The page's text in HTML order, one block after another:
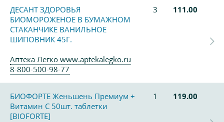
ДЕСАНТ ЗДОРОВЬЯ
БИОМОРОЖЕНОЕ В БУМАЖНОМ
СТАКАНЧИКЕ ВАНИЛЬНОЕ
ШИПОВНИК 45Г.
3 111.00
Аптека Легко www.aptekalegko.ru
8-800-500-98-77
БИОФОРТЕ Женьшень Премиум +
Витамин С 50шт. таблетки
[BIOFORTE]
1 119.00